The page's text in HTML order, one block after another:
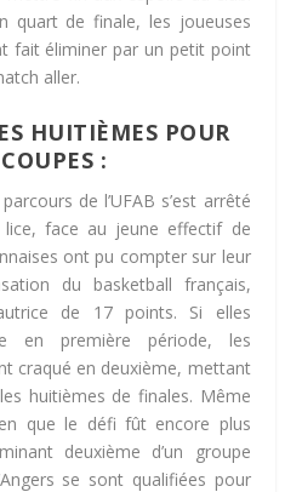
quart de finale, les joueuses
fait éliminer par un petit point
aller.
HUITIÈMES POUR
:
de l’UFAB s’est arrêté
face au jeune effectif de
ont pu compter sur leur
du basketball français,
de 17 points. Si elles
en première période, les
craqué en deuxième, mettant
huitièmes de finales. Même
que le défi fût encore plus
deuxième d’un groupe
se sont qualifiées pour